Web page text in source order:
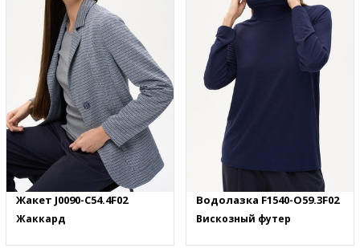
Жакет J0090-C54.4F02
Жаккард
Водолазка F1540-O59.3F02
Вискозный футер